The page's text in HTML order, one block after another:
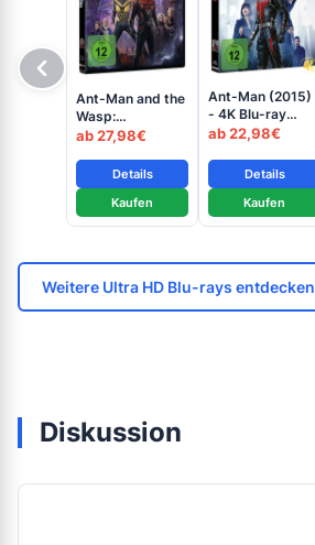
Ant-Man and the
Wasp:
Quantumania -
+ Blu-ray Disc)
ab 27,98€
Details
Kaufen
Ant-Man (2015)
- 4K Blu-ray
(UHD + Blu-ray
ab 22,98€
Details
Kaufen
Weitere Ultra HD Blu-rays entdecken
Diskussion